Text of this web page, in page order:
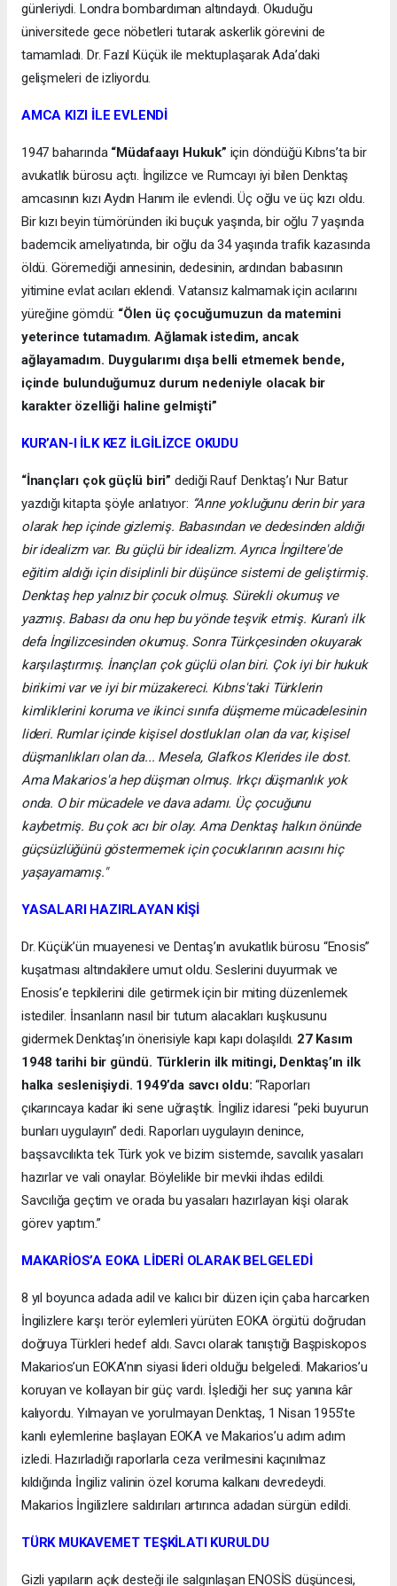
günleriydi. Londra bombardıman altındaydı. Okuduğu
üniversitede gece nöbetleri tutarak askerlik görevini de
tamamladı. Dr. Fazıl Küçük ile mektuplaşarak Ada’daki
gelişmeleri de izliyordu.
AMCA KIZI İLE EVLENDİ
1947 baharında “Müdafaayı Hukuk” için döndüğü Kıbrıs’ta bir
avukatlık bürosu açtı. İngilizce ve Rumcayı iyi bilen Denktaş
amcasının kızı Aydın Hanım ile evlendi. Üç oğlu ve üç kızı oldu.
Bir kızı beyin tümöründen iki buçuk yaşında, bir oğlu 7 yaşında
bademcik ameliyatında, bir oğlu da 34 yaşında trafik kazasında
öldü. Göremediği annesinin, dedesinin, ardından babasının
yitimine evlat acıları eklendi. Vatansız kalmamak için acılarını
yüreğine gömdü: “Ölen üç çocuğumuzun da matemini
yeterince tutamadım. Ağlamak istedim, ancak
ağlayamadım. Duygularımı dışa belli etmemek bende,
içinde bulunduğumuz durum nedeniyle olacak bir
karakter özelliği haline gelmişti”
KUR’AN-I İLK KEZ İLGİLİZCE OKUDU
“İnançları çok güçlü biri” dediği Rauf Denktaş’ı Nur Batur
yazdığı kitapta şöyle anlatıyor: “Anne yokluğunu derin bir yara
olarak hep içinde gizlemiş. Babasından ve dedesinden aldığı
bir idealizm var. Bu güçlü bir idealizm. Ayrıca İngiltere'de
eğitim aldığı için disiplinli bir düşünce sistemi de geliştirmiş.
Denktaş hep yalnız bir çocuk olmuş. Sürekli okumuş ve
yazmış. Babası da onu hep bu yönde teşvik etmiş. Kuran'ı ilk
defa İngilizcesinden okumuş. Sonra Türkçesinden okuyarak
karşılaştırmış. İnançları çok güçlü olan biri. Çok iyi bir hukuk
birikimi var ve iyi bir müzakereci. Kıbrıs'taki Türklerin
kimliklerini koruma ve ikinci sınıfa düşmeme mücadelesinin
lideri. Rumlar içinde kişisel dostlukları olan da var, kişisel
düşmanlıkları olan da... Mesela, Glafkos Klerides ile dost.
Ama Makarios'a hep düşman olmuş. Irkçı düşmanlık yok
onda. O bir mücadele ve dava adamı. Üç çocuğunu
kaybetmiş. Bu çok acı bir olay. Ama Denktaş halkın önünde
güçsüzlüğünü göstermemek için çocuklarının acısını hiç
yaşayamamış."
YASALARI HAZIRLAYAN KİŞİ
Dr. Küçük’ün muayenesi ve Dentaş’ın avukatlık bürosu “Enosis”
kuşatması altındakilere umut oldu. Seslerini duyurmak ve
Enosis’e tepkilerini dile getirmek için bir miting düzenlemek
istediler. İnsanların nasıl bir tutum alacakları kuşkusunu
gidermek Denktaş’ın önerisiyle kapı kapı dolaşıldı. 27 Kasım
1948 tarihi bir gündü. Türklerin ilk mitingi, Denktaş’ın ilk
halka seslenişiydi. 1949’da savcı oldu:“Raporları
çıkarıncaya kadar iki sene uğraştık. İngiliz idaresi “peki buyurun
bunları uygulayın” dedi. Raporları uygulayın denince,
başsavcılıkta tek Türk yok ve bizim sistemde, savcılık yasaları
hazırlar ve vali onaylar. Böylelikle bir mevkii ihdas edildi.
Savcılığa geçtim ve orada bu yasaları hazırlayan kişi olarak
görev yaptım.”
MAKARİOS’A EOKA LİDERİ OLARAK BELGELEDİ
8 yıl boyunca adada adil ve kalıcı bir düzen için çaba harcarken
İngilizlere karşı terör eylemleri yürüten EOKA örgütü doğrudan
doğruya Türkleri hedef aldı. Savcı olarak tanıştığı Başpiskopos
Makarios’un EOKA’nın siyasi lideri olduğu belgeledi. Makarios’u
koruyan ve kollayan bir güç vardı. İşlediği her suç yanına kâr
kalıyordu. Yılmayan ve yorulmayan Denktaş, 1 Nisan 1955’te
kanlı eylemlerine başlayan EOKA ve Makarios’u adım adım
izledi. Hazırladığı raporlarla ceza verilmesini kaçınılmaz
kıldığında İngiliz valinin özel koruma kalkanı devredeydi.
Makarios İngilizlere saldırıları artırınca adadan sürgün edildi.
TÜRK MUKAVEMET TEŞKİLATI KURULDU
Gizli yapıların açık desteği ile salgınlaşan ENOSİS düşüncesi,